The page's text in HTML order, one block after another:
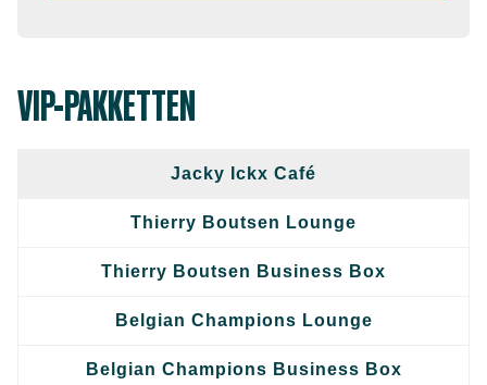
VIP-PAKKETTEN
Jacky Ickx Café
Thierry Boutsen Lounge
Thierry Boutsen Business Box
Belgian Champions Lounge
Belgian Champions Business Box